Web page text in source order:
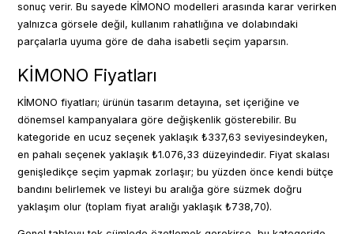
sonuç verir. Bu sayede KİMONO modelleri arasında karar verirken
yalnızca görsele değil, kullanım rahatlığına ve dolabındaki
parçalarla uyuma göre de daha isabetli seçim yaparsın.
KİMONO Fiyatları
KİMONO fiyatları; ürünün tasarım detayına, set içeriğine ve
dönemsel kampanyalara göre değişkenlik gösterebilir. Bu
kategoride en ucuz seçenek yaklaşık ₺337,63 seviyesindeyken,
en pahalı seçenek yaklaşık ₺1.076,33 düzeyindedir. Fiyat skalası
genişledikçe seçim yapmak zorlaşır; bu yüzden önce kendi bütçe
bandını belirlemek ve listeyi bu aralığa göre süzmek doğru
yaklaşım olur (toplam fiyat aralığı yaklaşık ₺738,70).